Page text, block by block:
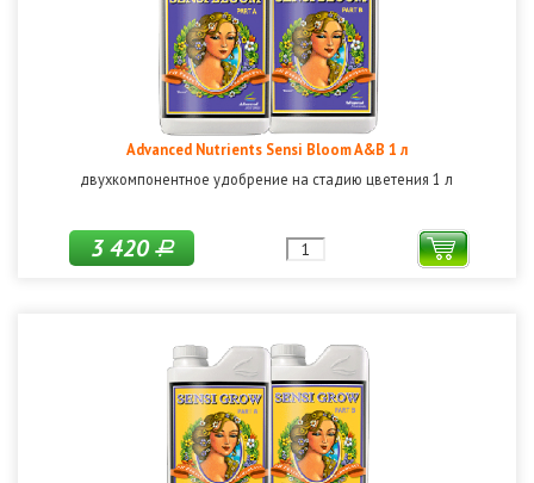
Advanced Nutrients Sensi Bloom A&B 1 л
двухкомпонентное удобрение на стадию цветения 1 л
3 420Р